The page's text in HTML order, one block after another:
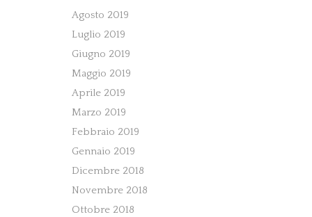
Agosto 2019
Luglio 2019
Giugno 2019
Maggio 2019
Aprile 2019
Marzo 2019
Febbraio 2019
Gennaio 2019
Dicembre 2018
Novembre 2018
Ottobre 2018